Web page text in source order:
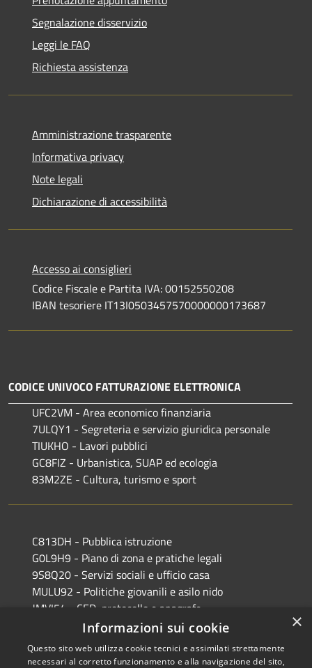
Segnalazione disservizio
Leggi le FAQ
Richiesta assistenza
Amministrazione trasparente
Informativa privacy
Note legali
Dichiarazione di accessibilità
Accesso ai consiglieri
Codice Fiscale e Partita IVA: 00152550208
IBAN tesoriere IT13I0503457570000000173687
CODICE UNIVOCO FATTURAZIONE ELETTRONICA
UFC2VM - Area economico finanziaria
7ULQY1 - Segreteria e servizio giuridica personale
TIUKHO - Lavori pubblici
GC8FIZ - Urbanistica, SUAP ed ecologia
83M2ZE - Cultura, turismo e sport
C813DH - Pubblica istruzione
G0L9H9 - Piano di zona e pratiche legali
9S8Q20 - Servizi sociali e ufficio casa
MULU92 - Politiche giovanili e asilo nido
JMVI54 - CED, protocollo e anagrafe
EFR931 - Polizia Locale
×
Informazioni sui cookie
Questo sito web utilizza cookie tecnici e assimilati strettamente
necessari al corretto funzionamento e alla navigazione del sito,